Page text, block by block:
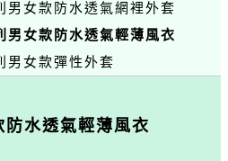
男女款防水透氣網裡外套
男女款防水透氣輕薄風衣
男女款彈性外套
防水透氣輕薄風衣